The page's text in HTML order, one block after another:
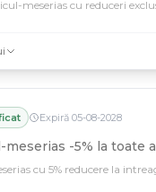
meserias cu reduceri
Expiră 05-08-2028
meserias -5% la toate
cu 5% reducere la